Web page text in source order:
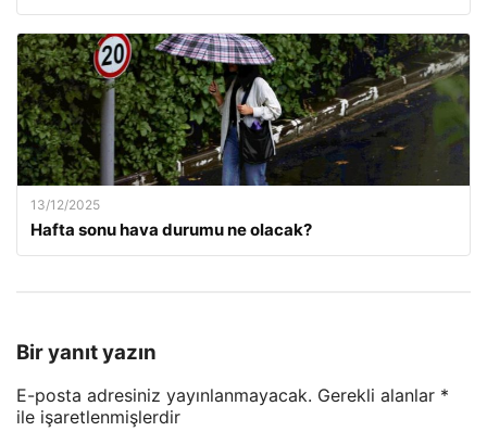
13/12/2025
Hafta sonu hava durumu ne olacak?
Bir yanıt yazın
E-posta adresiniz yayınlanmayacak. Gerekli alanlar *
ile işaretlenmişlerdir